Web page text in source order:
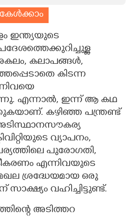
ഇന്ത്യയുടെ
കലാപങ്ങൾ,
കിടന്ന
എന്നാൽ, ഇന്ന് ആ കഥ
കഴിഞ്ഞ പന്ത്രണ്ട്
വ്യാപനം,
പുരോഗതി,
എന്നിവയുടെ
ശ്രദ്ധേയമായ ഒരു
വഹിച്ചിട്ടുണ്ട്.
അടിത്തറ